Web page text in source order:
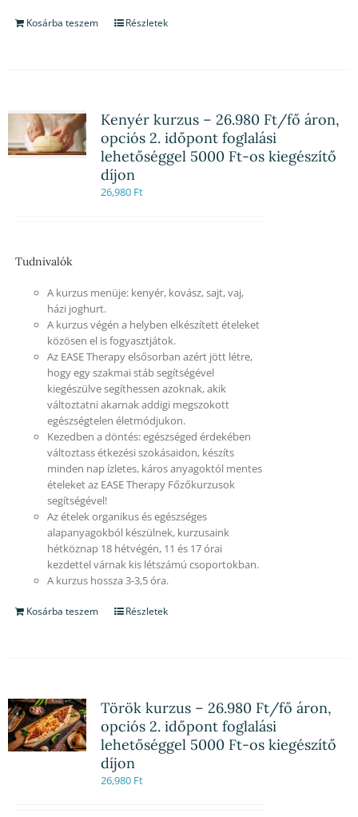
Kosárba teszem Részletek
Kenyér kurzus – 26.980 Ft/fő áron,
opciós 2. időpont foglalási
lehetőséggel 5000 Ft-os kiegészítő
díjon
26,980 Ft
Tudnivalók
A kurzus menüje: kenyér, kovász, sajt, vaj,
házi joghurt.
A kurzus végén a helyben elkészített ételeket
közösen el is fogyasztjátok.
Az EASE Therapy elsősorban azért jött létre,
hogy egy szakmai stáb segítségével
kiegészülve segíthessen azoknak, akik
változtatni akarnak addigi megszokott
egészségtelen életmódjukon.
Kezedben a döntés: egészséged érdekében
változtass étkezési szokásaidon, készíts
minden nap ízletes, káros anyagoktól mentes
ételeket az EASE Therapy Főzőkurzusok
segítségével!
Az ételek organikus és egészséges
alapanyagokból készülnek, kurzusaink
hétköznap 18 hétvégén, 11 és 17 órai
kezdettel várnak kis létszámú csoportokban.
A kurzus hossza 3-3,5 óra.
Kosárba teszem Részletek
Török kurzus – 26.980 Ft/fő áron,
opciós 2. időpont foglalási
lehetőséggel 5000 Ft-os kiegészítő
díjon
26,980 Ft